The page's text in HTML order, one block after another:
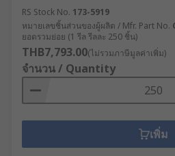
RS Stock No. 173-5919
หมายเลขชิ้นส่วนของผู้ผลิต / Mfr. Part No.
ยอดรวมย่อย (1 รีล รีลละ 250 ชิ้น)
THB7,793.00(ไม่รวมภาษีมูลค่าเพิ่ม)
จำนวน / Quantity
เพิ่ม